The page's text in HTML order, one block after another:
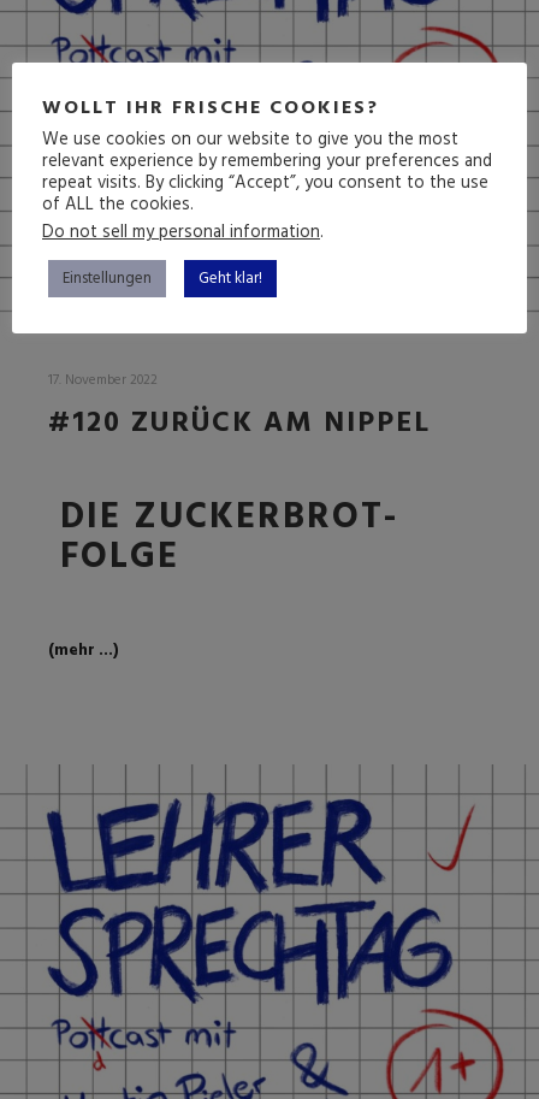
17. November 2022
#120 ZURÜCK AM NIPPEL
DIE ZUCKERBROT-
FOLGE
(mehr …)
WOLLT IHR FRISCHE COOKIES?
We use cookies on our website to give you the most
relevant experience by remembering your preferences and
repeat visits. By clicking “Accept”, you consent to the use
of ALL the cookies.
Do not sell my personal information.
Einstellungen Geht klar!